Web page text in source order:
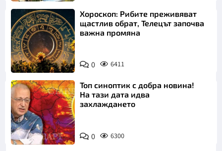
Хороскоп: Рибите преживяват
щастлив обрат, Телецът започва
важна промяна
0 6411
Топ синоптик с добра новина!
На тази дата идва
захлаждането
0 6300